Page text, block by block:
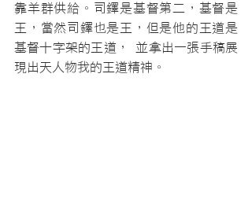
靠羊群供給。司鐸是基督第二，基督是
王，當然司鐸也是王，但是他的王道是
基督十字架的王道， 並拿出一張手稿展
現出天人物我的王道精神。